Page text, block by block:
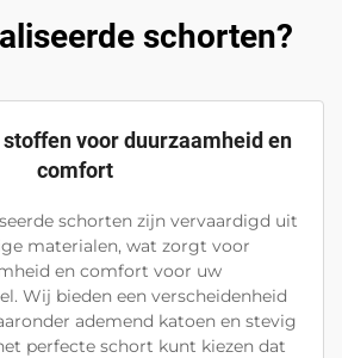
schorten?
voor duurzaamheid en
comfort
schorten zijn vervaardigd uit
materialen, wat zorgt voor
en comfort voor uw
Wij bieden een verscheidenheid
ademend katoen en stevig
perfecte schort kunt kiezen dat